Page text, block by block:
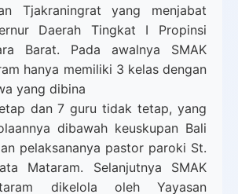
Tjakraningrat yang menjabat
Daerah Tingkat I Propinsi
Barat. Pada awalnya SMAK
hanya memiliki 3 kelas dengan
yang dibina
dan 7 guru tidak tetap, yang
dibawah keuskupan Bali
pelaksananya pastor paroki St.
Mataram. Selanjutnya SMAK
dikelola oleh Yayasan